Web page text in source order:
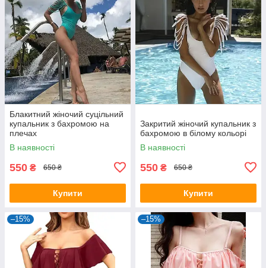
Блакитний жіночий суцільний
купальник з бахромою на
плечах
В наявності
550 ₴ 650 ₴
Купити
Закритий жіночий купальник з
бахромою в білому кольорі
В наявності
550 ₴ 650 ₴
Купити
–15% –15%